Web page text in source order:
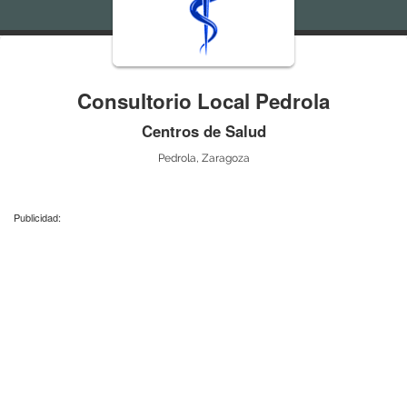
Consultorio Local Pedrola
Centros de Salud
Pedrola, Zaragoza
Publicidad: